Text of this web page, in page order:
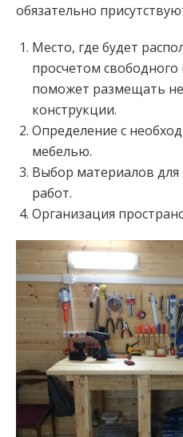
обязательно
Место, где будет
просчетом
поможет размещать
конструкции.
Определение с
мебелью.
Выбор материалов
работ.
Организация